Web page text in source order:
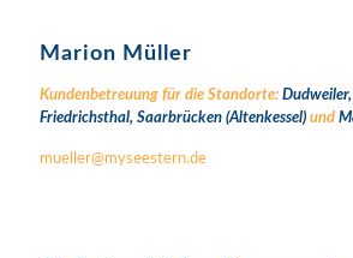
Marion Müller
Kundenbetreuung für die Standorte: Dudweiler,
Friedrichsthal, Saarbrücken (Altenkessel) und
mueller@myseestern.de